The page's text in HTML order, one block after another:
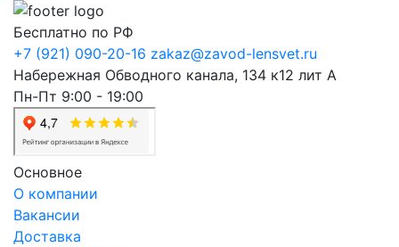
Бесплатно по РФ
+7 (921) 090-20-16 zakaz@zavod-lensvet.ru
Набережная Обводного канала, 134 к12 лит А
Пн-Пт 9:00 - 19:00
Основное
О компании
Вакансии
Доставка